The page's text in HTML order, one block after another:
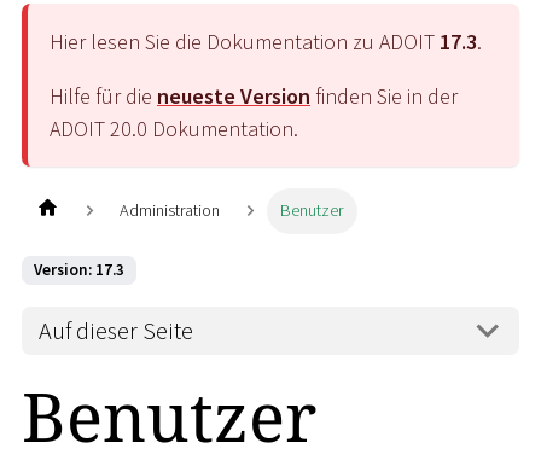
Hier lesen Sie die Dokumentation zu ADOIT 17.3.
Hilfe für die neueste Version finden Sie in der
ADOIT20.0 Dokumentation.
Administration Benutzer
Version: 17.3
Auf dieser Seite
Benutzer